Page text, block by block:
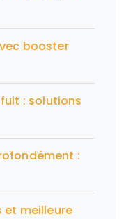
booster
: solutions
:
et meilleure